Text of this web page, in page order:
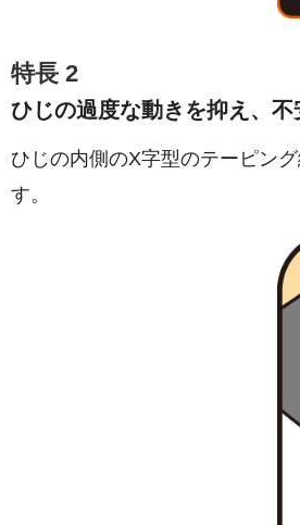
特長 2
ひじの過度な動きを抑え、不
ひじの内側のX字型のテーピン
す。